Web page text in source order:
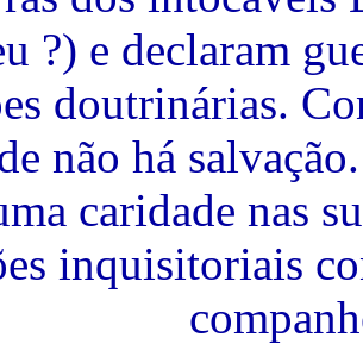
?) e declaram
doutrinárias.
não há
caridade nas
inquisitoriais